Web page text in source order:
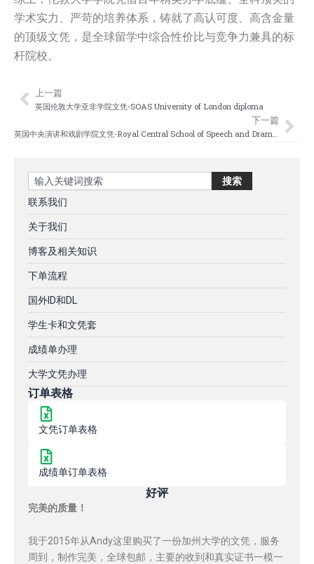
学术实力、严苛的培养体系，铸就了高认可度、高含金量
的顶级文凭，是全球留学中综合性价比与竞争力兼具的标
杆院校。
Prev
上一篇
英国伦敦大学亚非学院文凭-SOAS University of London diploma
下一篇
Search 搜索
联系我们
关于我们
博客及相关知识
下单流程
国外ID和DL
学生卡和文凭套
成绩单办理
大学文凭办理
订单表格
文凭订单表格
成绩单订单表格
好评
完美的质量！
我于2015年从Andy这里购买了一份加州大学的文凭，服务
周到，制作完美，全球包邮，主要的收到和真实证书一模一